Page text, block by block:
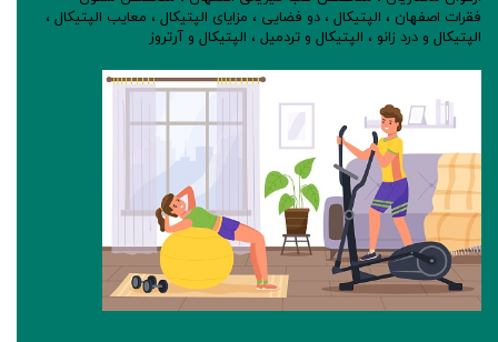
فقرات اصفهان ، الپتیکال ، دو فضایی ، مزایای الپتیکال ، معایب الپتیکال ،
الپتیکال و درد زانو ، الپتیکال و تردمیل ، الپتیکال و آرتروز